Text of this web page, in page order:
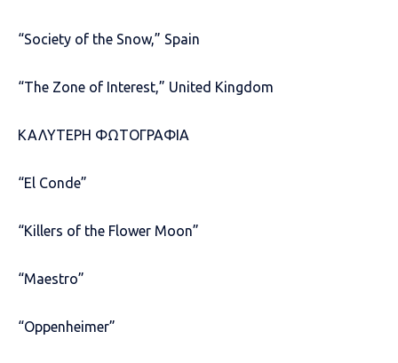
“Society of the Snow,” Spain
“The Zone of Interest,” United Kingdom
ΚΑΛΥΤΕΡΗ ΦΩΤΟΓΡΑΦΙΑ
“El Conde”
“Killers of the Flower Moon”
“Maestro”
“Oppenheimer”